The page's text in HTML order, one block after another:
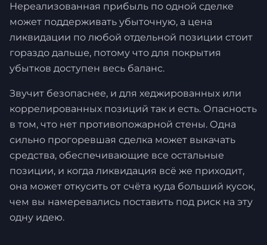
Нереализованная прибыль по одной сделке
может поддерживать убыточную, а цена
ликвидации по любой отдельной позиции стоит
гораздо дальше, потому что для покрытия
убытков доступен весь баланс.
Звучит безопаснее, и для хеджированных или
коррелированных позиций так и есть. Опасность
в том, что нет противопожарной стены. Одна
сильно прогоревшая сделка может выкачать
средства, обеспечивающие все остальные
позиции, и когда ликвидация всё же приходит,
она может откусить от счёта куда больший кусок,
чем вы намеревались поставить под риск на эту
одну идею.